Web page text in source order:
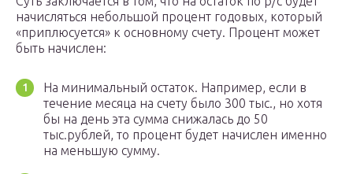
начисляться небольшой процент годовых, который
«приплюсуется» к основному счету. Процент может
быть начислен:
На минимальный остаток. Например, если в
течение месяца на счету было 300 тыс., но хотя
бы на день эта сумма снижалась до 50
тыс.рублей, то процент будет начислен именно
на меньшую сумму.